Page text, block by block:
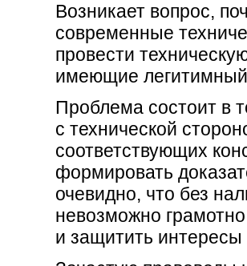
Возникает вопрос,
современные
провести
имеющие легитимный
Проблема состоит в
с технической
соответствующих
формировать
очевидно, что без
невозможно
и защитить интересы